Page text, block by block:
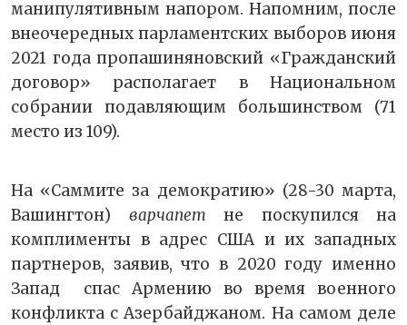
манипулятивным напором. Напомним, после
внеочередных парламентских выборов июня
2021 года пропашиняновский «Гражданский
договор» располагает в Национальном
собрании подавляющим большинством (71
место из 109).
На «Саммите за демократию» (28-30 марта,
Вашингтон) варчапет не поскупился на
комплименты в адрес США и их западных
партнеров, заявив, что в 2020 году именно
Запад спас Армению во время военного
конфликта с Азербайджаном. На самом деле